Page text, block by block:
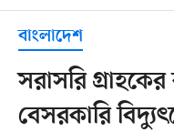
বাংলাদেশ
সরাসরি
বেসরকারি